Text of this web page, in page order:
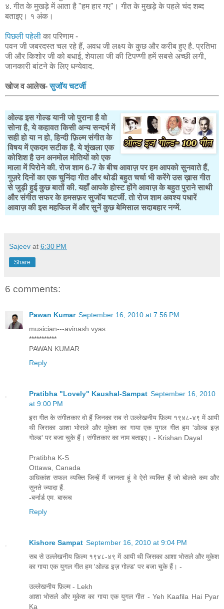
४. गीत के मुखड़े में आता है "हम हार गए"। गीत के मुखड़े के पहले चंद शब्द
बताइए। १ अंक।
पिछली पहेली का परिणाम -
पवन जी जबरदस्त चल रहे हैं, अवध जी लक्ष्य के कुछ और करीब हुए है. प्रतिभा
जी और किशोर जी को बधाई, शेयाला जी की टिपण्णी हमें सबसे अच्छी लगी,
जानकारी बांटने के लिए धन्येवाद.
खोज व आलेख-सुजॉय चटर्जी
ओल्ड इस गोल्ड यानी जो पुराना है वो
सोना है, ये कहावत किसी अन्य सन्दर्भ में
सही हो या न हो, हिन्दी फ़िल्म संगीत के
विषय में एकदम सटीक है. ये शृंखला एक
कोशिश है उन अनमोल मोतियों को एक
माला में पिरोने की. रोज शाम 6-7 के बीच आवाज़ पर हम आपको सुनवाते हैं,
गुज़रे दिनों का एक चुनिंदा गीत और थोडी बहुत चर्चा भी करेंगे उस ख़ास गीत
से जुड़ी हुई कुछ बातों की. यहाँ आपके होस्ट होंगे आवाज़ के बहुत पुराने साथी
और संगीत सफर के हमसफ़र सुजॉय चटर्जी. तो रोज शाम अवश्य पधारें
आवाज़ की इस महफिल में और सुनें कुछ बेमिसाल सदाबहार नग्में.
Sajeev at 6:30 PM
Share
6 comments:
Pawan Kumar September 16, 2010 at 7:56 PM
musician---avinash vyas
***********
PAWAN KUMAR
Reply
Pratibha "Lovely" Kaushal-Sampat September 16, 2010
at 9:00 PM
इस गीत के संगीतकार वो हैं जिनका सब से उल्लेखनीय फ़िल्म १९४८-४९ में आयी
थी जिसका आशा भोसले और मुकेश का गाया एक युगल गीत हम 'ओल्ड इज़
गोल्ड' पर बजा चुके हैं। संगीतकार का नाम बताइए। - Krishan Dayal
Pratibha K-S
Ottawa, Canada
अधिकांश सफल व्यक्ति जिन्हें मैं जानता हूं वे ऐसे व्यक्ति हैं जो बोलते कम और
सुनते ज्यादा हैं.
-बर्नार्ड एम. बारूच
Reply
Kishore Sampat September 16, 2010 at 9:04 PM
सब से उल्लेखनीय फ़िल्म १९४८-४९ में आयी थी जिसका आशा भोसले और मुकेश
का गाया एक युगल गीत हम 'ओल्ड इज़ गोल्ड' पर बजा चुके हैं। -
उल्लेखनीय फ़िल्म - Lekh
आशा भोसले और मुकेश का गाया एक युगल गीत - Yeh Kaafila Hai Pyar
Ka